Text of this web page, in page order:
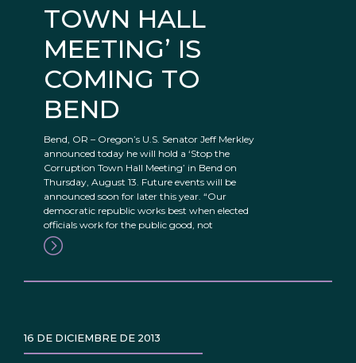
TOWN HALL
MEETING’ IS
COMING TO
BEND
Bend, OR – Oregon’s U.S. Senator Jeff Merkley
announced today he will hold a ‘Stop the
Corruption Town Hall Meeting’ in Bend on
Thursday, August 13. Future events will be
announced soon for later this year. “Our
democratic republic works best when elected
officials work for the public good, not
16 DE DICIEMBRE DE 2013